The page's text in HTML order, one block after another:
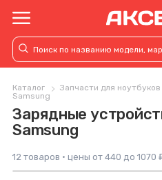
Каталог Запчасти для ноутбуков
Samsung
Зарядные
Samsung
12 товаров · цены от 440 до 1070